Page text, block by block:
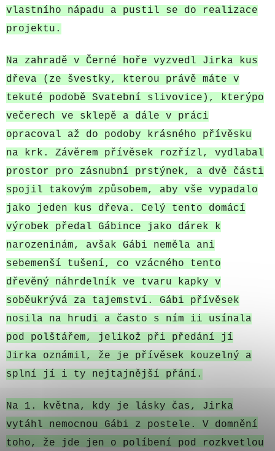
vlastního nápadu a pustil se do realizace
projektu.
Na zahradě v Černé hoře vyzvedl Jirka kus
dřeva (ze švestky, kterou právě máte v
tekuté podobě Svatební slivovice), kterýpo
večerech ve sklepě a dále v práci
opracoval až do podoby krásného přívěsku
na krk. Závěrem přívěsek rozřízl, vydlabal
prostor pro zásnubní prstýnek, a dvě části
spojil takovým způsobem, aby vše vypadalo
jako jeden kus dřeva. Celý tento domácí
výrobek předal Gábince jako dárek k
narozeninám, avšak Gábi neměla ani
sebemenší tušení, co vzácného tento
dřevěný náhrdelník ve tvaru kapky v
soběukrývá za tajemství. Gábi přívěsek
nosila na hrudi a často s ním ii usínala
pod polštářem, jelikož při předání jí
Jirka oznámil, že je přívěsek kouzelný a
splní jí i ty nejtajnější přání.
Na 1. května, kdy je lásky čas, Jirka
vytáhl nemocnou Gábi z postele. V domnění
toho, že jde jen o políbení pod rozkvetlou